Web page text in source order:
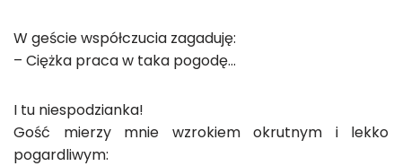
W geście współczucia zagaduję:
– Ciężka praca w taka pogodę…
I tu niespodzianka!
Gość mierzy mnie wzrokiem okrutnym i lekko
pogardliwym: